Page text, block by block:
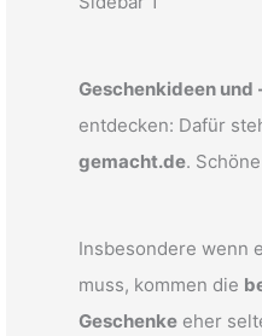
Geschenkideen und
entdecken: Dafür
gemacht.de.
Insbesondere wenn
muss, kommen die
Geschenke eher